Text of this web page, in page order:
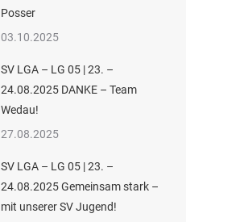
Posser
03.10.2025
SV LGA – LG 05 | 23. –
24.08.2025 DANKE – Team
Wedau!
27.08.2025
SV LGA – LG 05 | 23. –
24.08.2025 Gemeinsam stark –
mit unserer SV Jugend!